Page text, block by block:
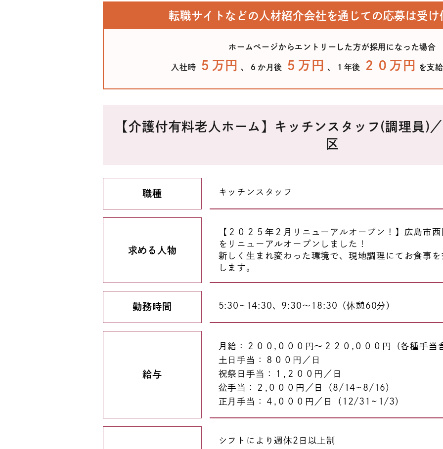
転職サイトなどの人材紹介会社を通じての応募は受け
ホームページからエントリーした方が採用になった場合
入社時 ５万円 、６か月後 ５万円 、 １年後 ２０万円 を支
【介護付有料老人ホーム】キッチンスタッフ(調理員)
区
職種 キッチンスタッフ
求める人物
【２０２５年２月リニューアルオープン！】広島市
をリニューアルオープンしました！
新しく生まれ変わった環境で、現地調理にてお食事
します。
勤務時間 5:30~14:30、9:30～18:30（休憩60分）
給与
月給：２００,０００円～２２０,０００円（各種手当
土日手当：８００円／日
祝祭日手当：１,２００円／日
盆手当：２,０００円／日（8/14~8/16）
正月手当：４,０００円／日（12/31~1/3）
シフトにより週休2日以上制